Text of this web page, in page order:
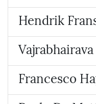
Vajrabhairava